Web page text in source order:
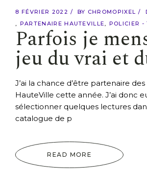
8 FÉVRIER 2022 BY CHROMOPIXEL
PARTENAIRE HAUTEVILLE
POLICIER -
Parfois je
jeu du vrai et
J’ai la chance d’être partenaire
HauteVille cette année. J’ai donc
sélectionner quelques lectures
catalogue de p
READ MORE